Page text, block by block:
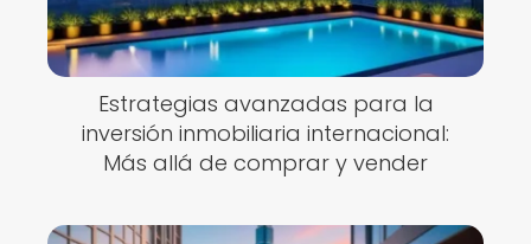
Estrategias avanzadas para la
inversión inmobiliaria internacional:
Más allá de comprar y vender